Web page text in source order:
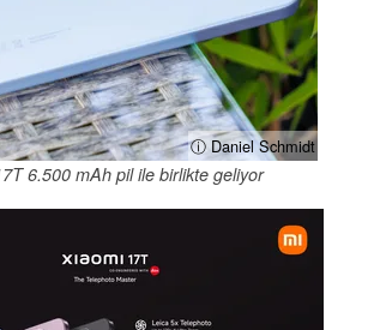
ⓘ Daniel Schmidt
6.500 mAh pil ile birlikte geliyor